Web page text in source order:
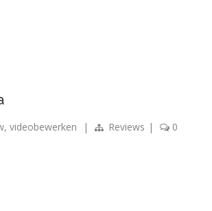
, videobewerken | Reviews | 0